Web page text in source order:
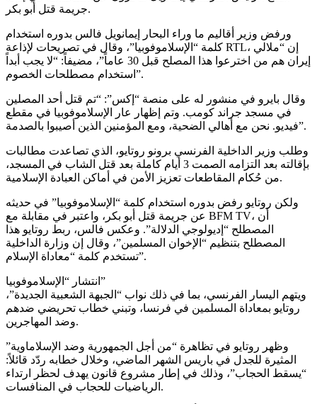
جريمة قتل أبو بكر.
ورفض وزير أقاليم ما وراء البحار إيمانويل فالس بدوره استخدام
كلمة “الإسلاموفوبيا”، وقال في تصريحات لإذاعة RTL، إن “ملالي
إيران هم من اخترعوا هذا المصلح قبل 30 عاماً”، مضيفاً: “لا يجب أبداً
استخدام مصطلحات الخصوم”.
وقال بايرو في منشور له على منصة “إكس”: “تم قتل أحد المصلين
في مسجد جراند كومب. وتم إظهار عار الإسلاموفوبيا في مقطع
فيديو. نحن مع أهالي الضحية، ومع المؤمنين الذين أصيبوا بالصدمة”.
وطلب وزير الداخلية الفرنسي برونو روتايو، الذي تصاعدت مطالبات
بإقالته بعد التزامه الصمت 3 أيام كاملة بعد قتل الشاب في المسجد،
من حُكام المقاطعات تعزيز الأمن في أماكن العبادة الإسلامية.
ولكن روتايو رفض بدوره استخدام كلمة “الإسلاموفوبيا” في حديثه
عن جريمة قتل أبو بكر، واعتبر في مقابلة مع BFM TV، أن
المصطلح “إديولوجي الدلالة”. وعكس فالس، ربط روتايو هذا
المصطلح بتنظيم “الإخوان المسلمين”، وقال إن وزارة الداخلية
تستخدم كلمة “معاداة الإسلام”.
انتشار “الإسلاموفوبيا”
ويتهم اليسار الفرنسي، بما في ذلك نواب “الجبهة الشعبية الجديدة”،
روتايو بمعاداة المسلمين في فرنسا، وتبني خطاب تحريضي ضدهم
وضد المهاجرين.
وظهر روتايو في تظاهرة “من أجل الجمهورية وضد الإسلاماوية”
المثيرة للجدل في باريس الشهر الماضي، وخلال خطابه ردّد قائلاً:
“يسقط الحجاب”، وذلك في إطار مشروع قانون يهدف لحظر ارتداء
الرياضيات للحجاب في المنافسات.